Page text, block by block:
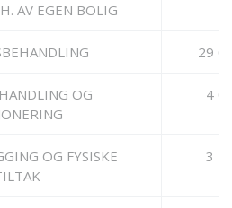
AV EGEN BOLIG
29
OG
4
OG FYSISKE
3